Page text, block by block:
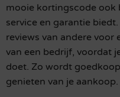
mooie kortingscode ook
service en garantie
reviews van andere voor
van een bedrijf, voordat
doet. Zo wordt
genieten van je aankoop.